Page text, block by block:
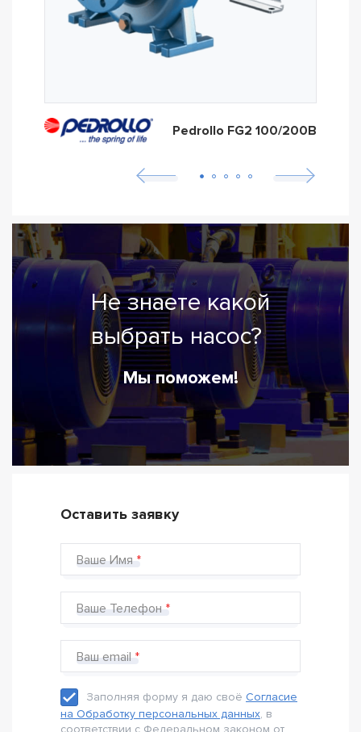
Pedrollo FG2 100/200B
Не знаете какой
выбрать насос?
Мы поможем!
Оставить заявку
Ваше Имя
Ваше Телефон
Ваш email
Заполняя форму я даю своё Согласие
на Обработку персональных данных, в